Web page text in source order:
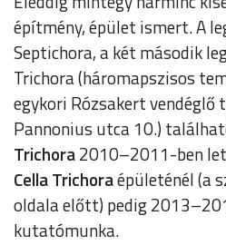
építmény, épület ismert. A
Septichora, a két második
Trichora (háromapszisos
egykori Rózsakert vendéglő
Pannonius utca 10.)
Trichora2010–2011-ben
Cella Trichoraépületénél (a
oldala előtt) pedig
kutatómunka.